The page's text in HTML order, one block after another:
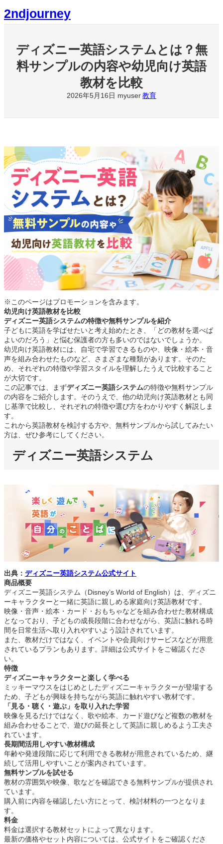
内
容
2ndjourney
ディズニー英語システムとは？無
料サンプルの内容や幼児向け英語
教材を比較
2026年5月16日 myuser 教育
※このページはプロモーションを含みます。
幼児向け英語教材を比較
ディズニー英語システムの特徴や無料サンプルを紹介
子どもに英語を学ばせたいと考え始めたとき、「どの教材を選べば
よいのだろう」と悩む保護者の方も多いのではないでしょうか。
幼児向け英語教材には、自宅で学習できるものや、映像・絵本・音
声を組み合わせたものなど、さまざまな種類があります。そのた
め、それぞれの特徴や学習スタイルを理解したうえで比較すること
が大切です。
この記事では、まずディズニー英語システムの特徴や無料サンプル
の内容をご紹介します。そのうえで、他の幼児向け英語教材とも同
じ基準で比較し、それぞれの特徴や選び方をわかりやすく解説しま
す。
これから英語教材を検討する方や、無料サンプルから試してみたい
方は、ぜひ参考にしてください。
ディズニー英語システム
出典： ディズニー英語システム公式サイト
商品概要
ディズニー英語システム（Disney’s World of English）は、ディズニ
ーキャラクターと一緒に英語に親しめる家庭向け英語教材です。
映像・音声・絵本・カード・おもちゃなどを組み合わせた教材構成
となっており、子どもの成長段階に合わせながら、英語に触れる時
間を日常生活へ取り入れやすいよう設計されています。
また、教材だけではなく、イベントや会員向けサービスなどが用意
されているプランもあります。詳細は公式サイトをご確認くださ
い。
特徴
ディズニーキャラクターと楽しく学べる
ミッキーマウスをはじめとしたディズニーキャラクターが登場する
ため、子どもが興味を持ちながら英語に触れやすい教材です。
「見る・聴く・遊ぶ」を取り入れた学習
映像を見るだけではなく、歌や絵本、カード遊びなど複数の教材を
組み合わせることで、遊びの延長として英語に親しめるよう工夫さ
れています。
長期間活用しやすい教材構成
年齢や発達段階に応じて利用できる教材が用意されているため、継
続して活用しやすいことが案内されています。
無料サンプルを試せる
教材の雰囲気や映像、歌などを確認できる無料サンプルが提供され
ています。
購入前に内容を確認したい方にとって、検討材料の一つとなりま
す。
料金
料金は選択する教材セットによって異なります。
最新の価格やセット内容については、公式サイトをご確認くださ